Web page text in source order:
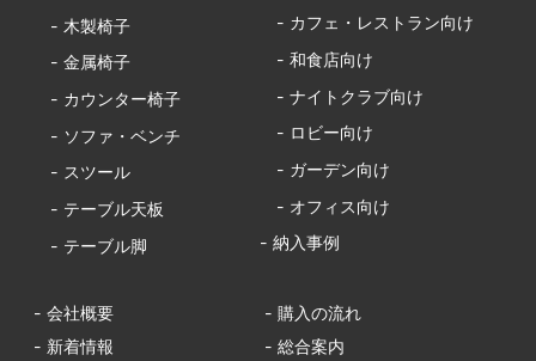
- 木製椅子
- 金属椅子
- カウンター椅子
- ソファ・ベンチ
- スツール
- テーブル天板
- テーブル脚
- カフェ・レストラン向け
- 和食店向け
- ナイトクラブ向け
- ロビー向け
- ガーデン向け
- オフィス向け
- 納入事例
- 会社概要
- 購入の流れ
- 新着情報
- 総合案内